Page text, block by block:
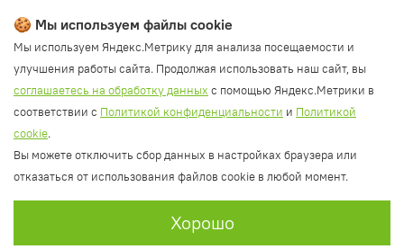
Публичная оферта
Политика конфиденциальности и обработки ПД
Согласие на обработку ПД
Согласие на рассылку
Согласие на обработку cookie файлов
Политика cookie
🍪 Мы используем файлы cookie
Мы используем Яндекс.Метрику для анализа посещаемости и
улучшения работы сайта. Продолжая использовать наш сайт, вы
соглашаетесь на обработку данных с помощью Яндекс.Метрики в
соответствии с Политикой конфиденциальности и Политикой
cookie.
Вы можете отключить сбор данных в настройках браузера или
отказаться от использования файлов cookie в любой момент.
Хорошо